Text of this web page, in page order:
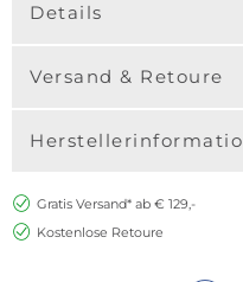
Details
Versand & Retoure
Gratis Versand* ab € 129,-
Kostenlose Retoure